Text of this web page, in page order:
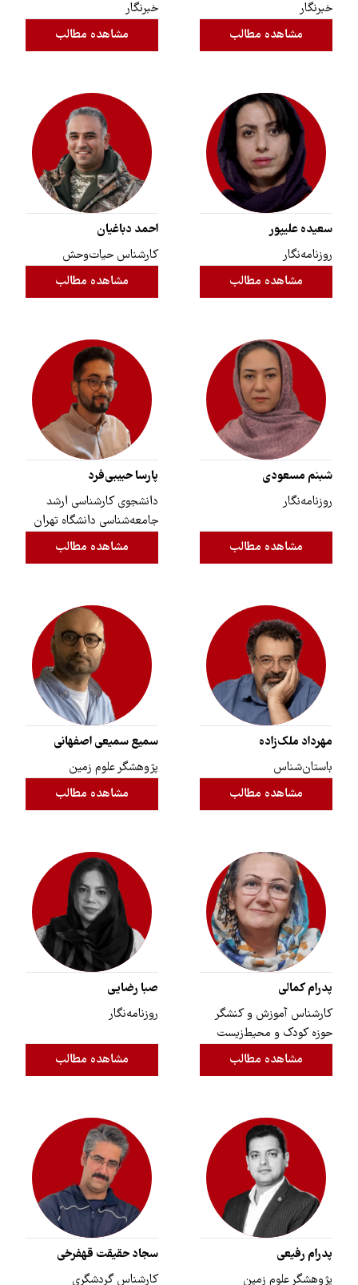
خبرنگار
مشاهده مطالب
خبرنگار
مشاهده مطالب
سعیده علیپور
روزنامه‌نگار
مشاهده مطالب
احمد دباغیان
کارشناس حیات‌وحش
مشاهده مطالب
شبنم مسعودی
روزنامه‌نگار
مشاهده مطالب
پارسا حبیبی‌فرد
دانشجوی کارشناسی ارشد
جامعه‌شناسی دانشگاه تهران
مشاهده مطالب
مهرداد ملک‌زاده
باستان‌شناس
مشاهده مطالب
سمیع سمیعی اصفهانی
پژوهشگر علوم زمین
مشاهده مطالب
پدرام کمالی
کارشناس آموزش و کنشگر
حوزه‌ کودک و محیط‌زیست
مشاهده مطالب
صبا رضایی
روزنامه‌نگار
مشاهده مطالب
پدرام رفیعی
پژوهشگر علوم زمین
سجاد حقیقت قهفرخی
کارشناس گردشگری